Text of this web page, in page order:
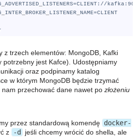
ADVERTISED LISTENERS=CLIENT://kafka
INTER BROKER LISTENER
NAME=CLIENT
z trzech elementów: MongoDB, Kafki
potrzebny jest Kafce). Udostępniamy
oraz podpinamy katalog
w którym MongoDB będzie trzymać
przechować dane nawet po złożeniu
przez standardową komendę docker-
z -d
jeśli chcemy wrócić do shella, ale